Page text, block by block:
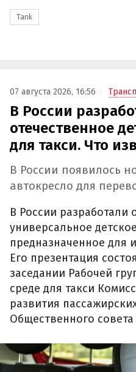
Tank
07 августа 2026, 16:56
В России
отечественное
для такси. Что
В России появилось
автокресло для
В России разработали
универсальное
предназначенное для
Его презентация
заседании Рабочей
среде для такси
развития
Общественного